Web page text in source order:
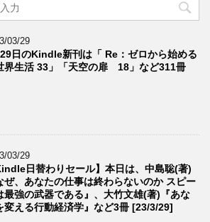
03/29
日のKindle新刊は「 Re：ゼロから始める
界生活 33」「天空の扉 18」など311冊
03/29
日替わりセール】本日は、中島聡(著)
ぜ、あなたの仕事は終わらないのか スピー
最強の武器である』、大竹文雄(著)『あな
変える行動経済学』など3冊 [23/3/29]